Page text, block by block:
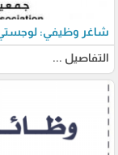
شاغر وظيفي: لوجستي-
التفاصيل ...